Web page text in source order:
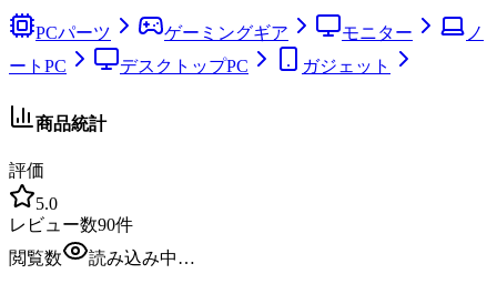
PCパーツ ゲーミングギア モニター
ノ
ートPC
デスクトップPC ガジェット
商品統計
評価
5.0
レビュー数90件
閲覧数
読み込み中…